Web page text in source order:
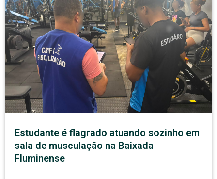
Estudante é flagrado atuando sozinho em
sala de musculação na Baixada
Fluminense